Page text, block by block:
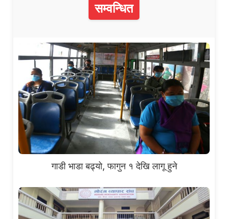
सम्वन्धित
गाडी भाडा बढ्यो, फागुन १ देखि लागू हुने